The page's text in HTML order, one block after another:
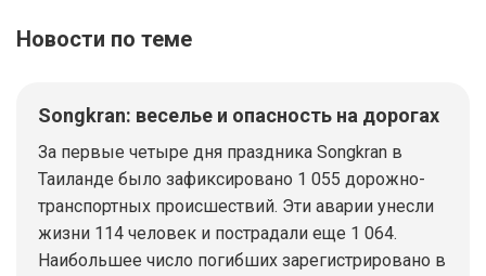
Новости по теме
Songkran: веселье и опасность на дорогах
За первые четыре дня праздника Songkran в
Таиланде было зафиксировано 1 055 дорожно-
транспортных происшествий. Эти аварии унесли
жизни 114 человек и пострадали еще 1 064.
Наибольшее число погибших зарегистрировано в